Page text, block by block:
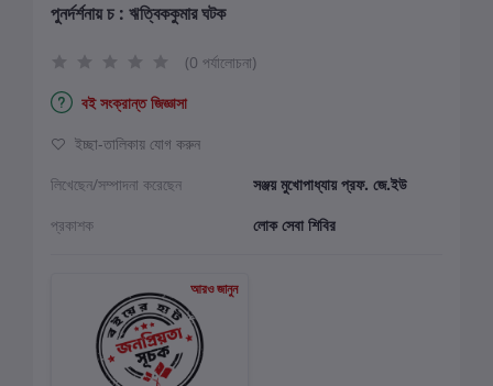
পুনর্দর্শনায় চ : ঋত্বিককুমার ঘটক
(0 পর্যালোচনা)
বই সংক্রান্ত জিজ্ঞাসা
ইচ্ছা-তালিকায় যোগ করুন
লিখেছেন/সম্পাদনা করেছেন
সঞ্জয় মুখোপাধ্যায় প্রফ. জে.ইউ
প্রকাশক
লোক সেবা শিবির
আরও জানুন